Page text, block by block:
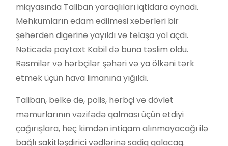
miqyasında Taliban yaraqlıları iqtidara oynadı.
Məhkumların edam edilməsi xəbərləri bir
şəhərdən digərinə yayıldı və təlaşa yol açdı.
Nəticədə paytaxt Kabil də buna təslim oldu.
Rəsmilər və hərbçilər şəhəri və ya ölkəni tərk
etmək üçün hava limanına yığıldı.
Taliban, bəlkə də, polis, hərbçi və dövlət
məmurlarının vəzifədə qalması üçün etdiyi
çağırışlara, heç kimdən intiqam alınmayacağı ilə
bağlı sakitləşdirici vədlərinə sadiq qalacaq.